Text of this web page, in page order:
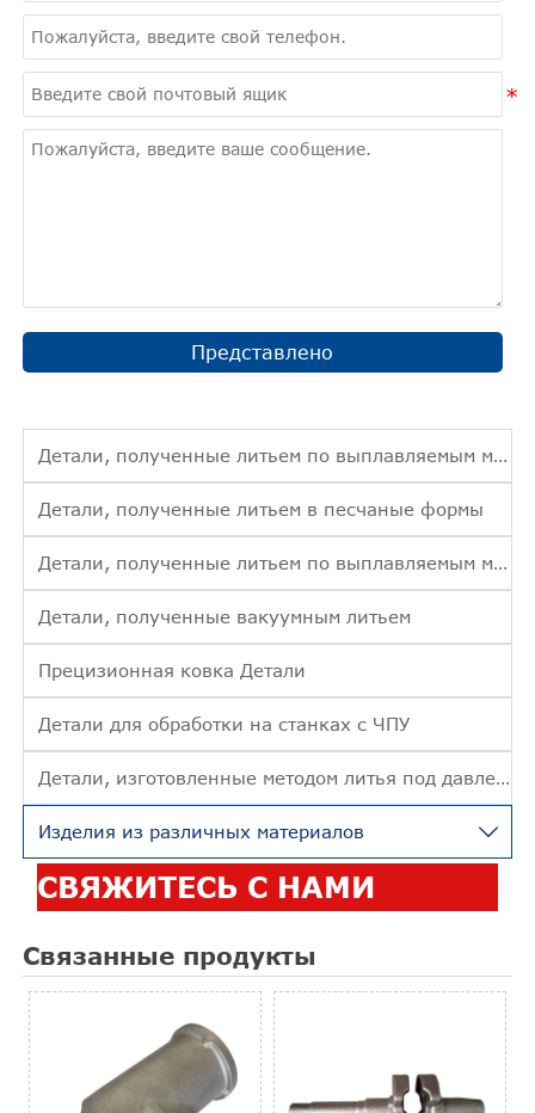
Представлено
Детали, полученные литьем по выплавляемым моделям
Детали, полученные литьем в песчаные формы
Детали, полученные литьем по выплавляемым моделям
Детали, полученные вакуумным литьем
Прецизионная ковка Детали
Детали для обработки на станках с ЧПУ
Детали, изготовленные методом литья под давлением
Изделия из различных материалов 
СВЯЖИТЕСЬ С НАМИ
Связанные продукты